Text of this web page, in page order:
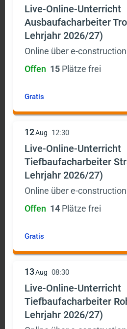
Live-Online-Unterricht
Ausbaufacharbeiter
Lehrjahr 2026/27)
Online über e-
Offen 15 Plätze frei
Gratis
12Aug 12:30
Live-Online-Unterricht
Tiefbaufacharbeiter
Lehrjahr 2026/27)
Online über e-
Offen 14 Plätze frei
Gratis
13Aug 08:30
Live-Online-Unterricht
Tiefbaufacharbeiter
Lehrjahr 2026/27)